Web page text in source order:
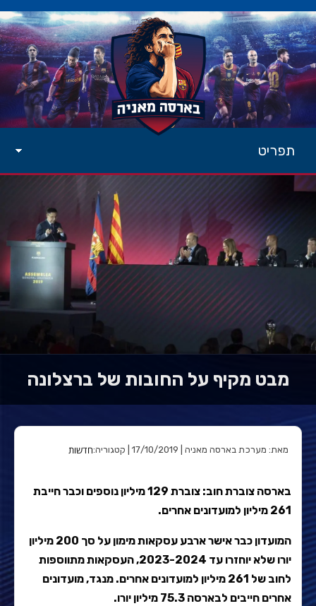
תפריט
מבט מקיף על החובות של ברצלונה
מאת: מערכת בארסה מאניה | 17/10/2019 | קטגוריה: חדשות
בארסה צוברת חוב: צוברת 129 מיליון נוספים וכבר חייבת
261 מיליון למועדונים אחרים.
המועדון כבר אישר ארבע עסקאות מימון על סך 200 מיליון
יורו שלא יוחזרו עד 2023-2024, העסקאות מתווספות
לחוב של 261 מיליון למועדונים אחרים. מנגד, מועדונים
אחרים חייבים לבארסה 75.3 מיליון יורו.